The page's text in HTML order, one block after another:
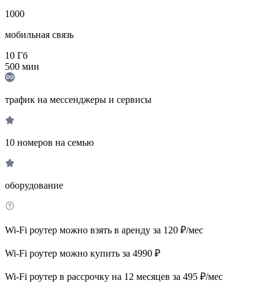
1000
мобильная связь
10 Гб
500 мин
трафик на мессенджеры и сервисы
10 номеров на семью
оборудование
Wi-Fi роутер можно взять в аренду за 120 ₽/мес
Wi-Fi роутер можно купить за 4990 ₽
Wi-Fi роутер в рассрочку на 12 месяцев за 495 ₽/мес